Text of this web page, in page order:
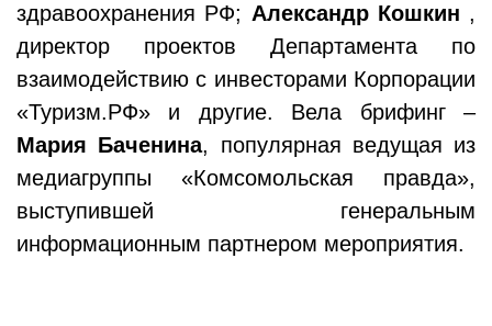
здравоохранения РФ; Александр Кошкин ,
директор проектов Департамента по
взаимодействию с инвесторами Корпорации
«Туризм.РФ» и другие. Вела брифинг –
Мария Баченина, популярная ведущая из
медиагруппы «Комсомольская правда»,
выступившей генеральным
информационным партнером мероприятия.